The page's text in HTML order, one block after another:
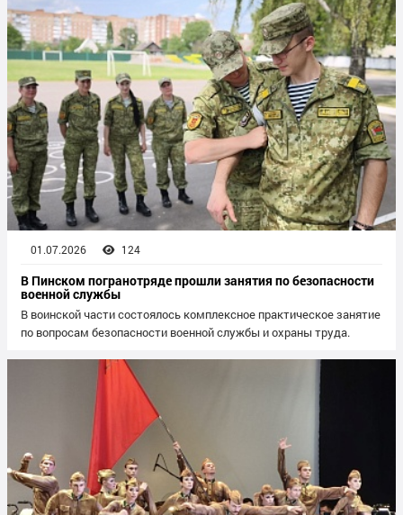
01.07.2026 124
В Пинском погранотряде прошли занятия по безопасности
военной службы
В воинской части состоялось комплексное практическое занятие
по вопросам безопасности военной службы и охраны труда.